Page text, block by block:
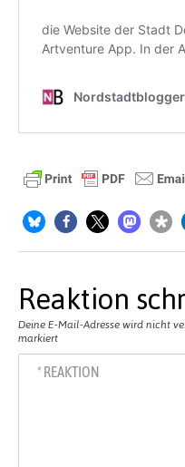
Reaktion
Deine E-Mail-Adresse wird nicht
markiert